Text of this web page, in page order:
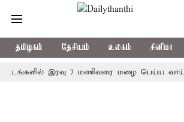
தமிழகம் தேசியம் உலகம் சினிமா
இரவு 7 மணிவரை மழை பெய்ய வாய்ப்பு